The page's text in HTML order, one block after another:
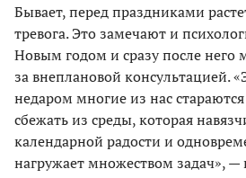
Бывает, перед праздниками
тревога. Это замечают и
Новым годом и сразу после него
за внеплановой консультацией.
недаром многие из нас стараются
сбежать из среды, которая
календарной радости и
нагружает множеством задач», —